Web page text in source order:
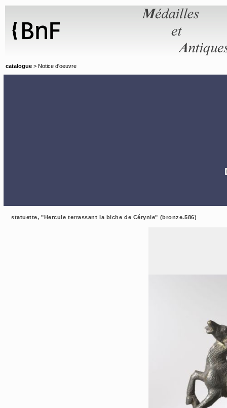
catalogue > Notice d'oeuvre
statuette, "Hercule terrassant la biche de Cérynie" (bronze.586)